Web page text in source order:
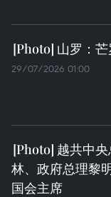
山罗：
29/07/2026 01:00
越共中
林、政府总理黎
国会主席